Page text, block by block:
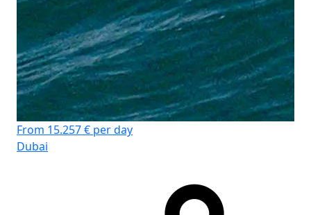
From 15.257 € per day
Dubai